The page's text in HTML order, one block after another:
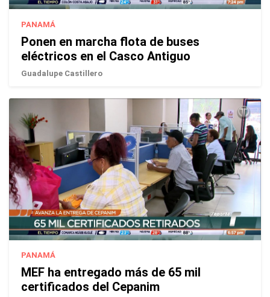
PANAMÁ
Ponen en marcha flota de buses
eléctricos en el Casco Antiguo
Guadalupe Castillero
PANAMÁ
MEF ha entregado más de 65 mil
certificados del Cepanim